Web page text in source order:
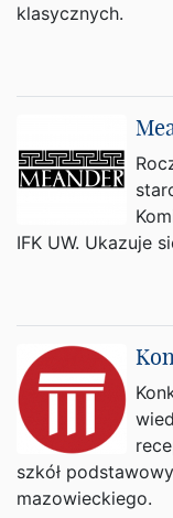
klasycznych.
IFK UW. Ukazuje
szkół
mazowieckiego.